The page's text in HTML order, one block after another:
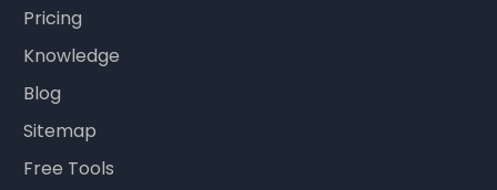
Pricing
Knowledge
Blog
Sitemap
Free Tools